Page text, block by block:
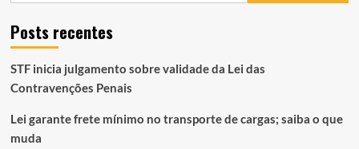
Posts recentes
STF inicia julgamento sobre validade da Lei das
Contravenções Penais
Lei garante frete mínimo no transporte de cargas; saiba o que
muda